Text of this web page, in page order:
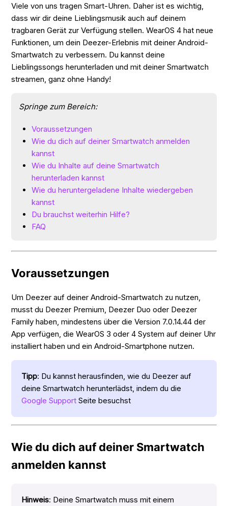
Viele von uns tragen Smart-Uhren. Daher ist es wichtig,
dass wir dir deine Lieblingsmusik auch auf deinem
tragbaren Gerät zur Verfügung stellen. WearOS 4 hat neue
Funktionen, um dein Deezer-Erlebnis mit deiner Android-
Smartwatch zu verbessern. Du kannst deine
Lieblingssongs herunterladen und mit deiner Smartwatch
streamen, ganz ohne Handy!
Springe zum Bereich:
Voraussetzungen
Wie du dich auf deiner Smartwatch anmelden
kannst
Wie du Inhalte auf deine Smartwatch
herunterladen kannst
Wie du heruntergeladene Inhalte wiedergeben
kannst
Du brauchst weiterhin Hilfe?
FAQ
Voraussetzungen
Um Deezer auf deiner Android-Smartwatch zu nutzen,
musst du Deezer Premium, Deezer Duo oder Deezer
Family haben, mindestens über die Version 7.0.14.44 der
App verfügen, die WearOS 3 oder 4 System auf deiner Uhr
installiert haben und ein Android-Smartphone nutzen.
Tipp: Du kannst herausfinden, wie du Deezer auf
deine Smartwatch herunterlädst, indem du die
Google Support Seite besuchst
Wie du dich auf deiner Smartwatch
anmelden kannst
Hinweis: Deine Smartwatch muss mit einem